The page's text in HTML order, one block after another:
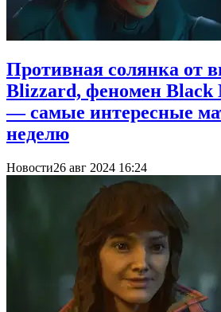
Противная солянка от
Blizzard, феномен Black
— самые интересные
неделю
Новости26 авг 2024 16:24